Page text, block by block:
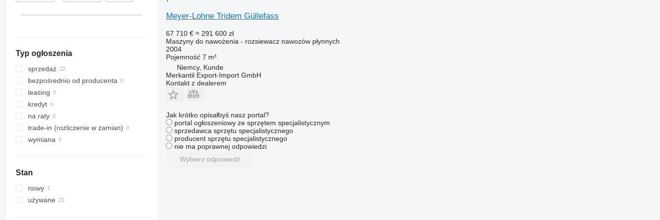
Typ ogłoszenia
sprzedaż
bezpośrednio od producenta
leasing
kredyt
na raty
trade-in (rozliczenie w zamian)
wymiana
Stan
nowy
używane
Meyer-Lohne Tridem Güllefass
67 710 € ≈ 291 600 zł
Maszyny do nawożenia - rozsiewacz nawozów płynnych
2004
Pojemność 7 m³
Niemcy, Kunde
Merkantil Export-Import GmbH
Kontakt z dealerem
Jak krótko opisałbyś nasz portal?
portal ogłoszeniowy ze sprzętem specjalistycznym
sprzedawca sprzętu specjalistycznego
producent sprzętu specjalistycznego
nie ma poprawnej odpowiedzi
Wybierz odpowiedź